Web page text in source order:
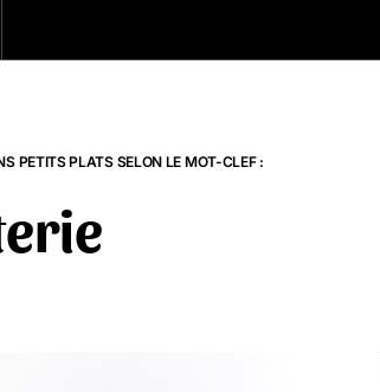
PETITS PLATS SELON LE MOT-CLEF :